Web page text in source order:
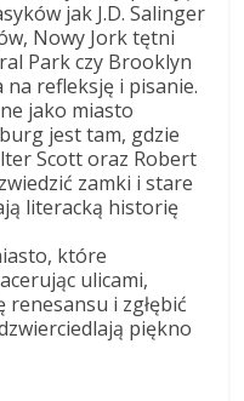
jak J.D. Salinger
Nowy Jork tętni
Park czy Brooklyn
refleksję i pisanie.
jako miasto
jest tam, gdzie
Scott oraz Robert
zamki i stare
literacką historię
które
ulicami,
i zgłębić
piękno